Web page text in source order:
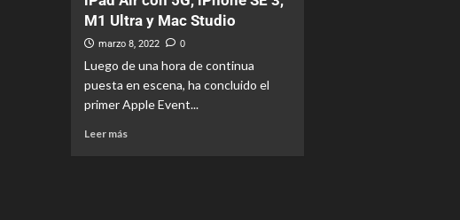
M1 Ultra y Mac Studio
marzo 8, 2022 0
Luego de una hora de continua
puesta en escena, ha concluido el
primer Apple Event...
Leer más